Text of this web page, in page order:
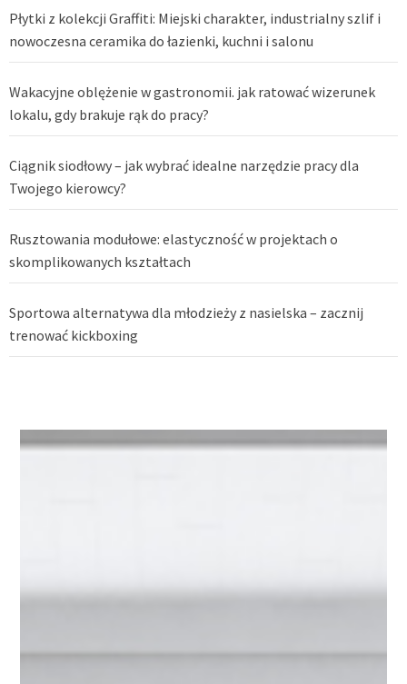
Płytki z kolekcji Graffiti: Miejski charakter, industrialny szlif i
nowoczesna ceramika do łazienki, kuchni i salonu
Wakacyjne oblężenie w gastronomii. jak ratować wizerunek
lokalu, gdy brakuje rąk do pracy?
Ciągnik siodłowy – jak wybrać idealne narzędzie pracy dla
Twojego kierowcy?
Rusztowania modułowe: elastyczność w projektach o
skomplikowanych kształtach
Sportowa alternatywa dla młodzieży z nasielska – zacznij
trenować kickboxing